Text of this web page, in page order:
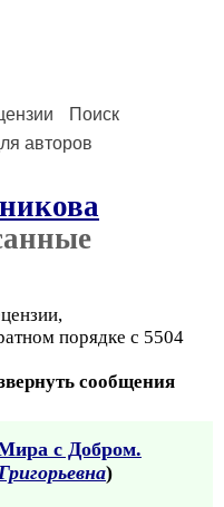
Поиск
авторов
порядке с 5504
сообщения
с Добром.
)